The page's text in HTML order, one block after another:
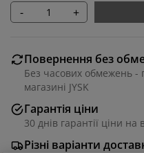
- +
Повернення без
Без часових обмежень -
магазині JYSK
Гарантія ціни
30 днів гарантії ціни на
Різні варіанти